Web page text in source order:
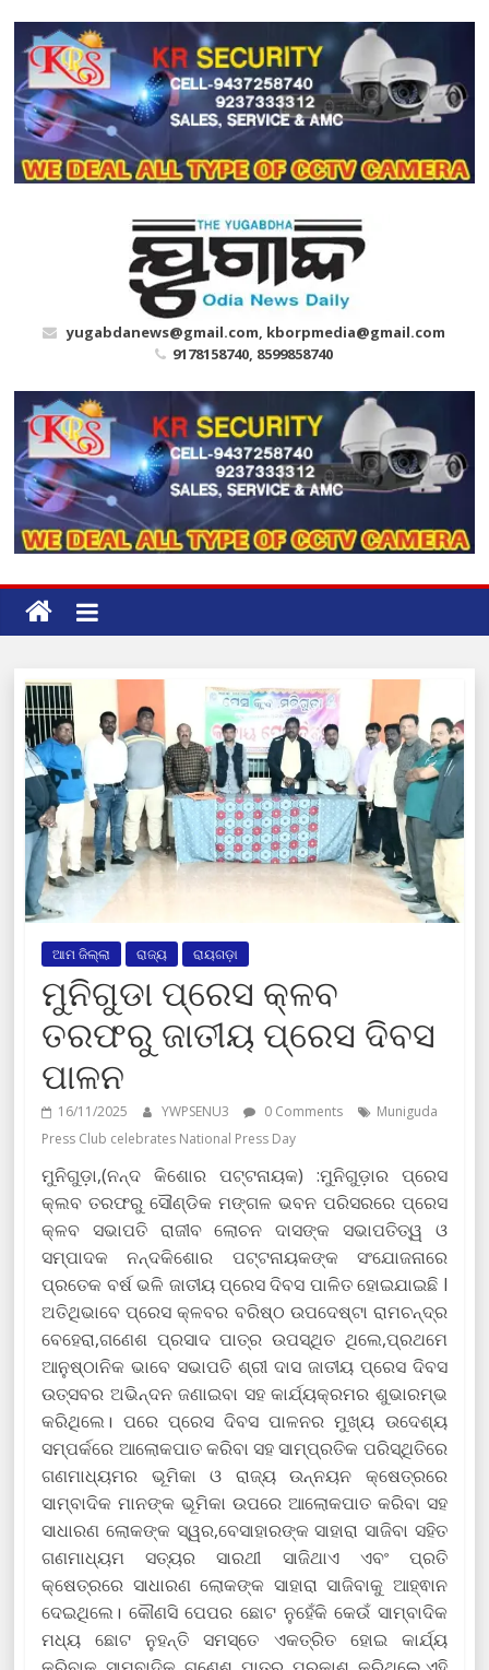
content
yugabdanews@gmail.com, kborpmedia@gmail.com
9178158740, 8599858740
ଆମ ଜିଲ୍ଲା ରାଜ୍ୟ ରାୟଗଡ଼ା
ମୁନିଗୁଡା ପ୍ରେସ କ୍ଳବ
ତରଫରୁ ଜାତୀୟ ପ୍ରେସ ଦିବସ
ପାଳନ
16/11/2025 YWPSENU3 0 Comments
Muniguda
Press Club celebrates National Press Day
ମୁନିଗୁଡ଼ା,(ନନ୍ଦ କିଶୋର ପଟ୍ଟନାୟକ) :ମୁନିଗୁଡ଼ାର ପ୍ରେସ
କ୍ଲବ ତରଫରୁ ସୌଣ୍ଡିକ ମଙ୍ଗଳ ଭବନ ପରିସରରେ ପ୍ରେସ
କ୍ଳବ ସଭାପତି ରାଜୀବ ଲୋଚନ ଦାସଙ୍କ ସଭାପତିତ୍ୱ ଓ
ସମ୍ପାଦକ ନନ୍ଦକିଶୋର ପଟ୍ଟନାୟକଙ୍କ ସଂଯୋଜନାରେ
ପ୍ରତେକ ବର୍ଷ ଭଳି ଜାତୀୟ ପ୍ରେସ ଦିବସ ପାଳିତ ହୋଇଯାଇଛି l
ଅତିଥିଭାବେ ପ୍ରେସ କ୍ଳବର ବରିଷ୍ଠ ଉପଦେଷ୍ଟା ରାମଚନ୍ଦ୍ର
ବେହେରା,ଗଣେଶ ପ୍ରସାଦ ପାତ୍ର ଉପସ୍ଥିତ ଥିଲେ,ପ୍ରଥମେ
ଆନୁଷ୍ଠାନିକ ଭାବେ ସଭାପତି ଶ୍ରୀ ଦାସ ଜାତୀୟ ପ୍ରେସ ଦିବସ
ଉତ୍ସବର ଅଭିନ୍ଦନ ଜଣାଇବା ସହ କାର୍ଯ୍ୟକ୍ରମର ଶୁଭାରମ୍ଭ
କରିଥିଲେ। ପରେ ପ୍ରେସ ଦିବସ ପାଳନର ମୁଖ୍ୟ ଉଦେଶ୍ୟ
ସମ୍ପର୍କରେ ଆଲୋକପାତ କରିବା ସହ ସାମ୍ପ୍ରତିକ ପରିସ୍ଥିତିରେ
ଗଣମାଧ୍ୟମର ଭୂମିକା ଓ ରାଜ୍ୟ ଉନ୍ନୟନ କ୍ଷେତ୍ରରେ
ସାମ୍ବାଦିକ ମାନଙ୍କ ଭୂମିକା ଉପରେ ଆଲୋକପାତ କରିବା ସହ
ସାଧାରଣ ଲୋକଙ୍କ ସ୍ୱର,ବେସାହାରଙ୍କ ସାହାରା ସାଜିବା ସହିତ
ଗଣମାଧ୍ୟମ ସତ୍ୟର ସାରଥୀ ସାଜିଥାଏ ଏବଂ ପ୍ରତି
କ୍ଷେତ୍ରରେ ସାଧାରଣ ଲୋକଙ୍କ ସାହାରା ସାଜିବାକୁ ଆହ୍ଵାନ
ଦେଇଥିଲେ। କୌଣସି ପେପର ଛୋଟ ନୁହେଁକି କେଉଁ ସାମ୍ବାଦିକ
ମଧ୍ୟ ଛୋଟ ନୁହନ୍ତି ସମସ୍ତେ ଏକତ୍ରିତ ହୋଇ କାର୍ଯ୍ୟ